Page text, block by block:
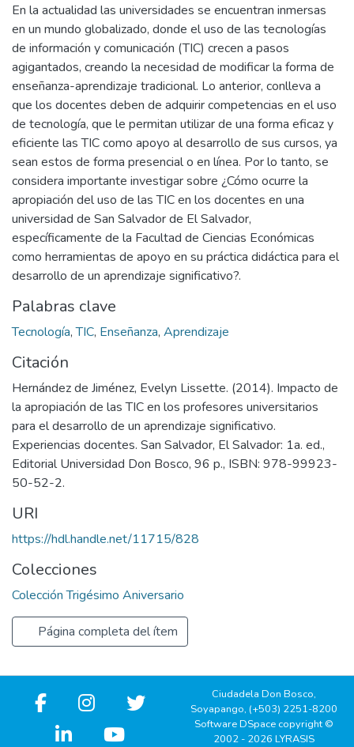
En la actualidad las universidades se encuentran inmersas
en un mundo globalizado, donde el uso de las tecnologías
de información y comunicación (TIC) crecen a pasos
agigantados, creando la necesidad de modificar la forma de
enseñanza-aprendizaje tradicional. Lo anterior, conlleva a
que los docentes deben de adquirir competencias en el uso
de tecnología, que le permitan utilizar de una forma eficaz y
eficiente las TIC como apoyo al desarrollo de sus cursos, ya
sean estos de forma presencial o en línea. Por lo tanto, se
considera importante investigar sobre ¿Cómo ocurre la
apropiación del uso de las TIC en los docentes en una
universidad de San Salvador de El Salvador,
específicamente de la Facultad de Ciencias Económicas
como herramientas de apoyo en su práctica didáctica para el
desarrollo de un aprendizaje significativo?.
Palabras clave
Tecnología,TIC, Enseñanza, Aprendizaje
Citación
Hernández de Jiménez, Evelyn Lissette. (2014). Impacto de
la apropiación de las TIC en los profesores universitarios
para el desarrollo de un aprendizaje significativo.
Experiencias docentes. San Salvador, El Salvador: 1a. ed.,
Editorial Universidad Don Bosco, 96 p., ISBN: 978-99923-
50-52-2.
URI
https://hdl.handle.net/11715/828
Colecciones
Colección Trigésimo Aniversario
Página completa del ítem
Ciudadela Don Bosco,
Soyapango, (+503) 2251-8200
Software DSpace copyright ©
2002 - 2026 LYRASIS